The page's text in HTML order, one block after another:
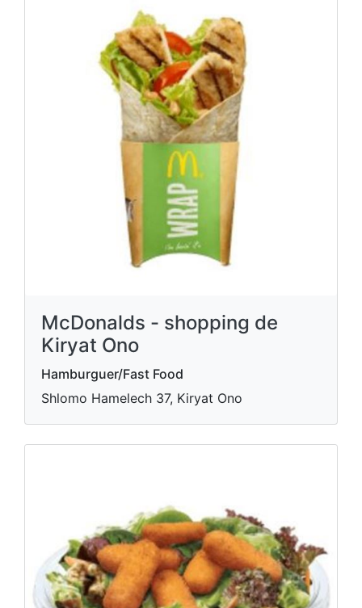
McDonalds - shopping de
Kiryat Ono
Hamburguer/Fast Food
Shlomo Hamelech 37, Kiryat Ono